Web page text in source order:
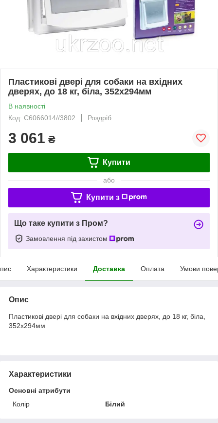
Пластикові двері для собаки на вхідних
дверях, до 18 кг, біла, 352х294мм
В наявності
Код: C6066014//3802
Роздріб
3 061 ₴
Купити
або
Купити з
Що таке купити з Пром?
Замовлення під захистом
Характеристики Доставка Оплата Умови
Опис
Пластикові двері для собаки на вхідних дверях, до 18 кг, біла,
352х294мм
Характеристики
Основні атрибути
Колір
Білий